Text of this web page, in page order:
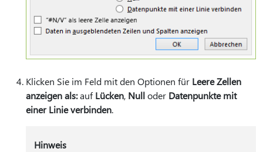
Klicken Sie im Feld mit den Optionen für Leere Zellen
anzeigen als:aufLücken, Nulloder Datenpunkte mit
einer Linie verbinden.
Hinweis